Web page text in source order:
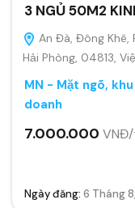
3 NGỦ 50M2
An Đà, Đông Khê,
Hải Phòng, 04813,
MN - Mặt ngõ,
doanh
7.000.000
Ngày đăng: 6 Tháng